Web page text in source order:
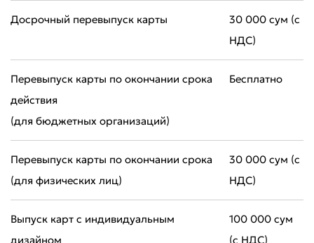
Оцените качество обслуживания
Оставить обращение
Досрочный перевыпуск карты
30 000 сум (с
НДС)
Перевыпуск карты по окончании срока
действия
(для бюджетных организаций)
Бесплатно
Перевыпуск карты по окончании срока
(для физических лиц)
30 000 сум (с
НДС)
Выпуск карт с индивидуальным
дизайном
100 000 сум
(с НДС)